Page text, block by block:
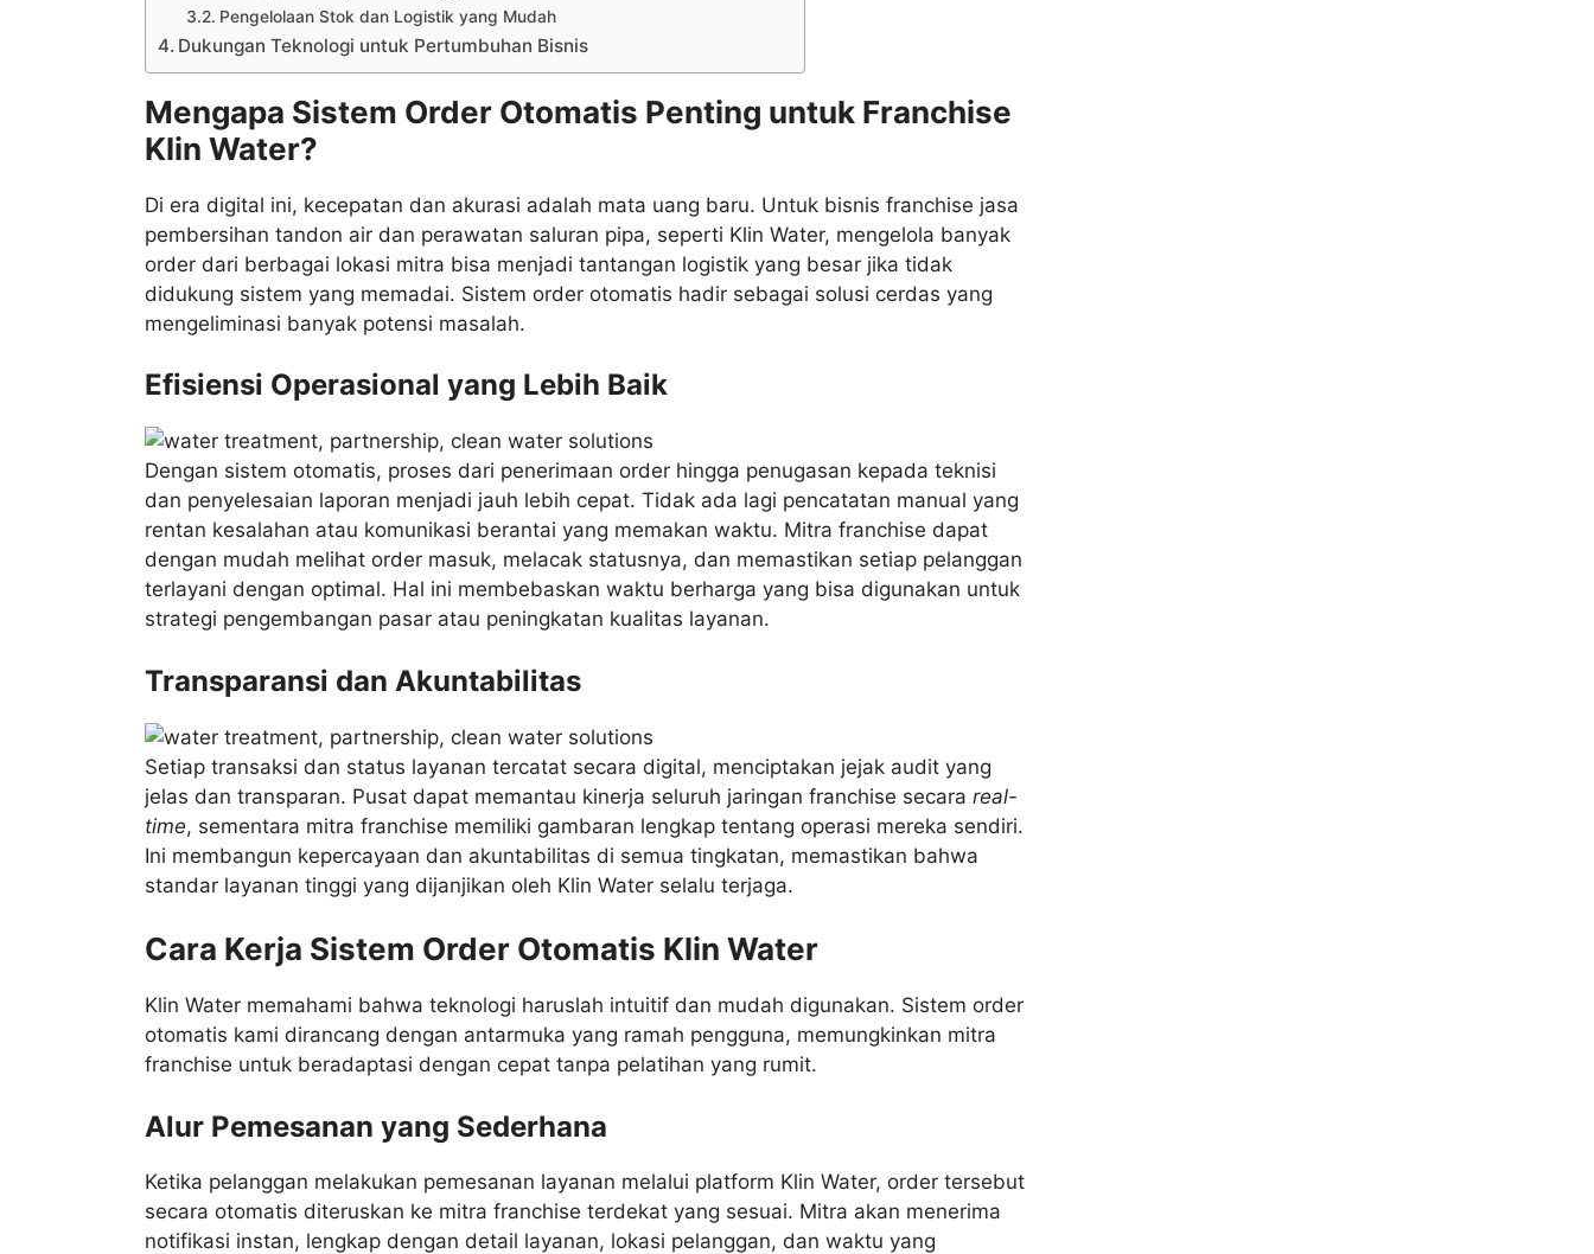
Pengelolaan Stok dan Logistik yang Mudah
Dukungan Teknologi untuk Pertumbuhan Bisnis
Mengapa Sistem Order Otomatis Penting untuk Franchise
Klin Water?
Di era digital ini, kecepatan dan akurasi adalah mata uang baru. Untuk bisnis franchise jasa
pembersihan tandon air dan perawatan saluran pipa, seperti Klin Water, mengelola banyak
order dari berbagai lokasi mitra bisa menjadi tantangan logistik yang besar jika tidak
didukung sistem yang memadai. Sistem order otomatis hadir sebagai solusi cerdas yang
mengeliminasi banyak potensi masalah.
Efisiensi Operasional yang Lebih Baik
Dengan sistem otomatis, proses dari penerimaan order hingga penugasan kepada teknisi
dan penyelesaian laporan menjadi jauh lebih cepat. Tidak ada lagi pencatatan manual yang
rentan kesalahan atau komunikasi berantai yang memakan waktu. Mitra franchise dapat
dengan mudah melihat order masuk, melacak statusnya, dan memastikan setiap pelanggan
terlayani dengan optimal. Hal ini membebaskan waktu berharga yang bisa digunakan untuk
strategi pengembangan pasar atau peningkatan kualitas layanan.
Transparansi dan Akuntabilitas
Setiap transaksi dan status layanan tercatat secara digital, menciptakan jejak audit yang
jelas dan transparan. Pusat dapat memantau kinerja seluruh jaringan franchise secara real-
time, sementara mitra franchise memiliki gambaran lengkap tentang operasi mereka sendiri.
Ini membangun kepercayaan dan akuntabilitas di semua tingkatan, memastikan bahwa
standar layanan tinggi yang dijanjikan oleh Klin Water selalu terjaga.
Cara Kerja Sistem Order Otomatis Klin Water
Klin Water memahami bahwa teknologi haruslah intuitif dan mudah digunakan. Sistem order
otomatis kami dirancang dengan antarmuka yang ramah pengguna, memungkinkan mitra
franchise untuk beradaptasi dengan cepat tanpa pelatihan yang rumit.
Alur Pemesanan yang Sederhana
Ketika pelanggan melakukan pemesanan layanan melalui platform Klin Water, order tersebut
secara otomatis diteruskan ke mitra franchise terdekat yang sesuai. Mitra akan menerima
notifikasi instan, lengkap dengan detail layanan, lokasi pelanggan, dan waktu yang